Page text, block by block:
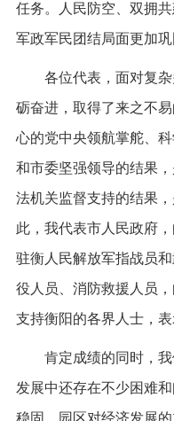
任务。人民防空、双拥
军政军民团结局面更加巩
各位代表，面对复
砺奋进，取得了来之不
心的党中央领航掌舵、
和市委坚强领导的结果
法机关监督支持的结果
此，我代表市人民政府
驻衡人民解放军指战员
役人员、消防救援人员
支持衡阳的各界人士，
肯定成绩的同时，
发展中还存在不少困难
稳固。园区对经济发展